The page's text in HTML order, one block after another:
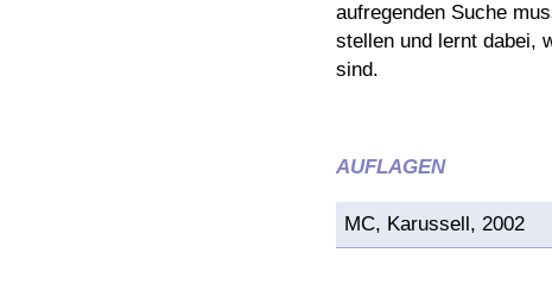
aufregenden Suche
stellen und lernt dabei,
sind.
AUFLAGEN
MC, Karussell, 2002